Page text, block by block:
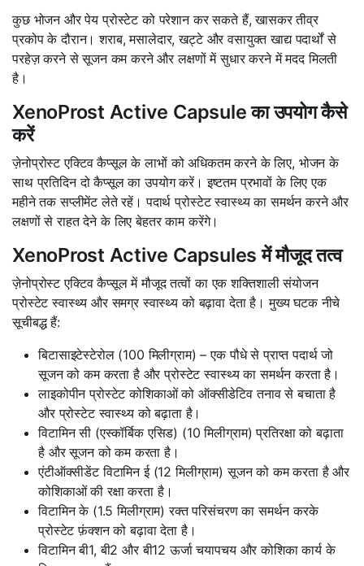
कुछ भोजन और पेय प्रोस्टेट को परेशान कर सकते हैं, खासकर तीव्र
प्रकोप के दौरान। शराब, मसालेदार, खट्टे और वसायुक्त खाद्य पदार्थों से
परहेज़ करने से सूजन कम करने और लक्षणों में सुधार करने में मदद मिलती
है।
XenoProst Active Capsule का उपयोग कैसे
करें
ज़ेनोप्रोस्ट एक्टिव कैप्सूल के लाभों को अधिकतम करने के लिए, भोजन के
साथ प्रतिदिन दो कैप्सूल का उपयोग करें। इष्टतम प्रभावों के लिए एक
महीने तक सप्लीमेंट लेते रहें। पदार्थ प्रोस्टेट स्वास्थ्य का समर्थन करने और
लक्षणों से राहत देने के लिए बेहतर काम करेंगे।
XenoProst Active Capsules में मौजूद तत्व
ज़ेनोप्रोस्ट एक्टिव कैप्सूल में मौजूद तत्वों का एक शक्तिशाली संयोजन
प्रोस्टेट स्वास्थ्य और समग्र स्वास्थ्य को बढ़ावा देता है। मुख्य घटक नीचे
सूचीबद्ध हैं:
बिटासाइटेस्टेरोल (100 मिलीग्राम) – एक पौधे से प्राप्त पदार्थ जो
सूजन को कम करता है और प्रोस्टेट स्वास्थ्य का समर्थन करता है।
लाइकोपीन प्रोस्टेट कोशिकाओं को ऑक्सीडेटिव तनाव से बचाता है
और प्रोस्टेट स्वास्थ्य को बढ़ाता है।
विटामिन सी (एस्कॉर्बिक एसिड) (10 मिलीग्राम) प्रतिरक्षा को बढ़ाता
है और सूजन को कम करता है।
एंटीऑक्सीडेंट विटामिन ई (12 मिलीग्राम) सूजन को कम करता है और
कोशिकाओं की रक्षा करता है।
विटामिन के (1.5 मिलीग्राम) रक्त परिसंचरण का समर्थन करके
प्रोस्टेट फ़ंक्शन को बढ़ावा देता है।
विटामिन बी1, बी2 और बी12 ऊर्जा चयापचय और कोशिका कार्य के